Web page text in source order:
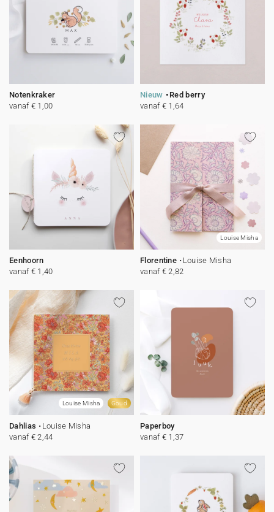
Notenkraker
vanaf € 1,00
Nieuw
Red berry
vanaf € 1,64
Eenhoorn
vanaf € 1,40
Louise Misha
Florentine
Louise Misha
vanaf € 2,82
Louise Misha Goud
Dahlias
Louise Misha
vanaf € 2,44
Paperboy
vanaf € 1,37